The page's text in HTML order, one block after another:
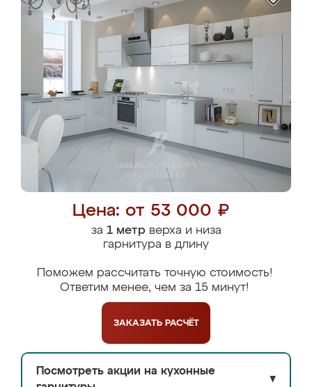
Цена: от 53 000 ₽
за 1 метрверха и низа
гарнитура в длину
Поможем рассчитать точную стоимость!
Ответим менее, чем за 15 минут!
ЗАКАЗАТЬ РАСЧЁТ
Посмотреть акции на кухонные
▼